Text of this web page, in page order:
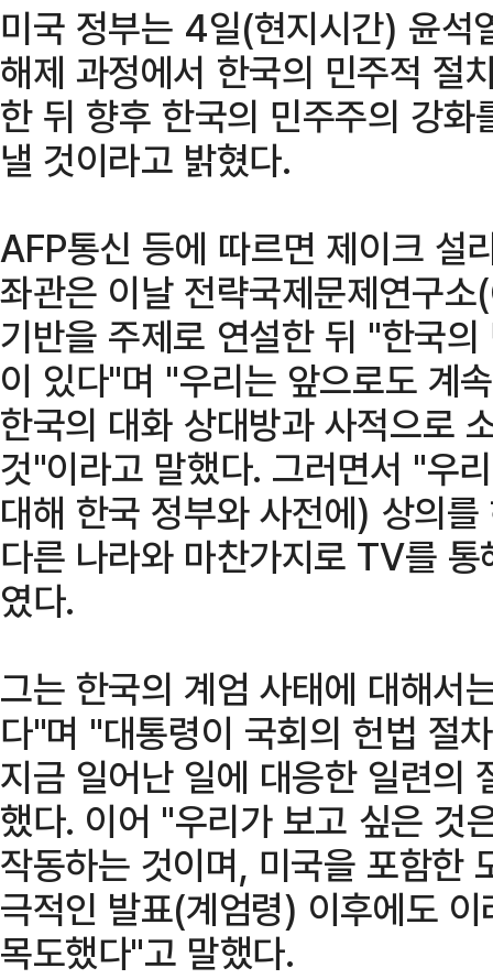
미국 정부는 4일(현지시간) 윤석
해제 과정에서 한국의 민주적 절
한 뒤 향후 한국의 민주주의 강
낼 것이라고 밝혔다.
AFP통신 등에 따르면 제이크 설
좌관은 이날 전략국제문제연구
기반을 주제로 연설한 뒤 "한국
이 있다"며 "우리는 앞으로도 계
한국의 대화 상대방과 사적으로
것"이라고 말했다. 그러면서 "우
대해 한국 정부와 사전에) 상의
다른 나라와 마찬가지로 TV를
였다.
그는 한국의 계엄 사태에 대해서
다"며 "대통령이 국회의 헌법 절
지금 일어난 일에 대응한 일련의
했다. 이어 "우리가 보고 싶은 것
작동하는 것이며, 미국을 포함한
극적인 발표(계엄령) 이후에도
목도했다"고 말했다.